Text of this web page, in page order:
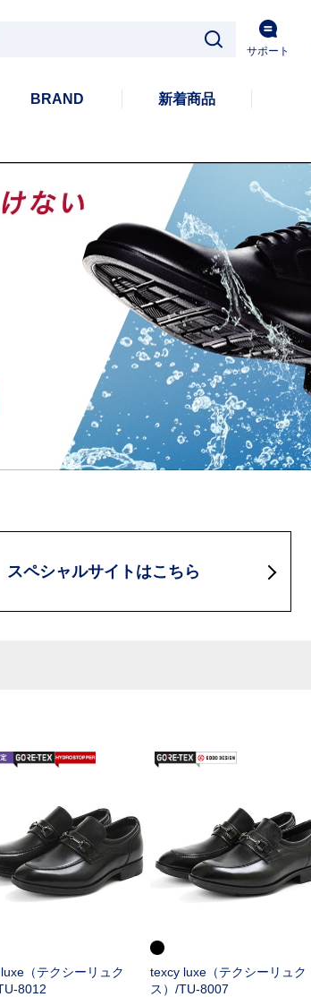
サポート
BRAND 新着商品
スペシャルサイトはこちら
（テクシーリュク
8012
texcy luxe（テクシーリュク
ス）/TU-8007